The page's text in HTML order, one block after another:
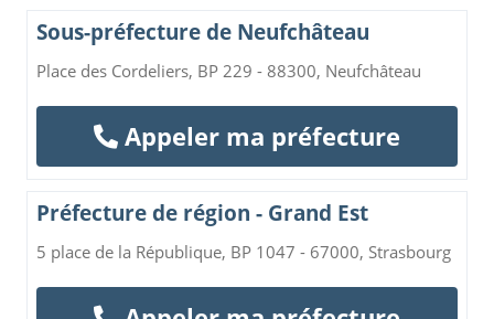
Sous-préfecture de Neufchâteau
Place des Cordeliers, BP 229 - 88300, Neufchâteau
Appeler ma préfecture
Préfecture de région - Grand Est
5 place de la République, BP 1047 - 67000, Strasbourg